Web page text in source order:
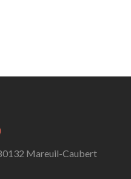
Mareuil-Caubert